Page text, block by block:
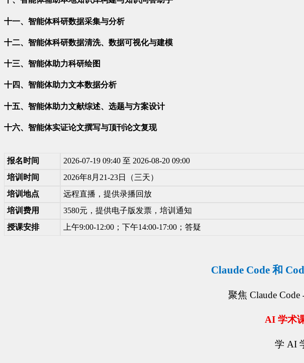
十一、智能体科研数据采集与分析
十二、智能体科研数据清洗、数据可视化与建模
十三、智能体助力科研绘图
十四、智能体助力文本数据分析
十五、智能体助力文献综述、选题与方案设计
十六、智能体实证论文撰写与顶刊论文复现
报名时间
2026-07-19 09:40 至 2026-08-20 09:00
培训时间
2026年8月21-23日（三天）
培训地点
远程直播，提供录播回放
培训费用
3580元，提供电子版发票，培训通知
授课安排
上午9:00-12:00；下午14:00-17:00；答疑
Claude Code 和
聚焦 Claude
AI 学术
学 AI